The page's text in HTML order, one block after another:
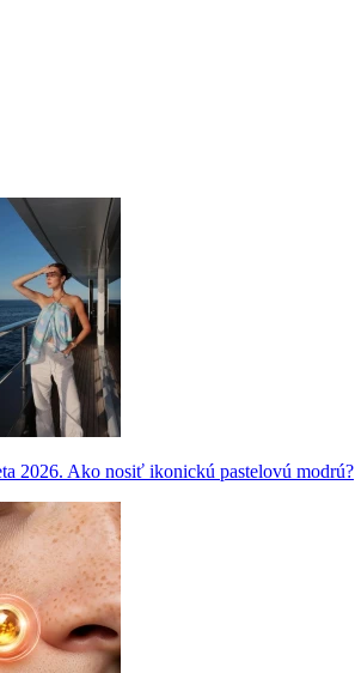
2026. Ako nosiť ikonickú pastelovú modrú?